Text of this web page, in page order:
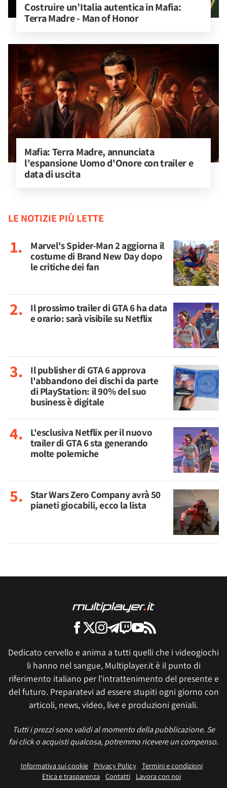
Costruire un’Italia autentica in Mafia:
Terra Madre - Man of Honor
Mafia: Terra Madre, annunciata
l'espansione Uomo d'Onore con trailer e
data di uscita
LE NOTIZIE PIÙ LETTE
Marvel's Spider-Man 2 aggiorna il
costume di Brand New Day dopo
le critiche dei fan
Il prossimo trailer di GTA 6 ha data
e orario: sarà visibile su Netflix
Il publisher di GTA 6 approva
l'abbandono dei dischi da parte
di PlayStation: il 90% del suo
business è digitale
L'esclusiva Netflix per il nuovo
trailer di GTA 6 sta generando
molte polemiche
Star Wars Zero Company avrà 50
pianeti giocabili, ecco la lista
Dedicato cervello e anima a tutti quelli che i videogiochi
li hanno nel sangue, Multiplayer.it è il punto di
riferimento italiano per l'intrattenimento del presente e
del futuro. Preparatevi ad essere stupiti ogni giorno con
articoli, news, video, live e produzioni geniali.
Tutti i prezzi sono validi al momento della pubblicazione. Se
fai click o acquisti qualcosa, potremmo ricevere un compenso.
Informativa sui cookie Privacy Policy
Termini e condizioni
Etica e trasparenza Contatti
Lavora con noi